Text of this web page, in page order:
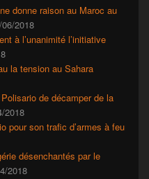
donne raison au Maroc au
06/2018
à l’unanimité l’initiative
la tension au Sahara
de décamper de la
2018
pour son trafic d’armes à feu
désenchantés par le
2018